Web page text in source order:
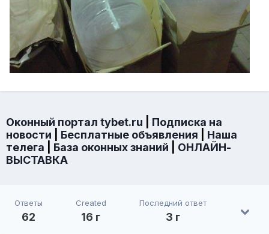
Оконный портал tybet.ru
Подписка на
новости
Бесплатные объявления
Наша
телега
База оконных знаний
ОНЛАЙН-
ВЫСТАВКА
Ответы
62
Created
16 г
Последний ответ
3 г